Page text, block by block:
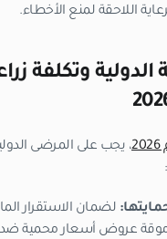
اللاحقة لمنع الأخطاء.
الدولية وتكلفة
، يجب على المرضى
لضمان الاستقرار
عروض أسعار محمية ضد